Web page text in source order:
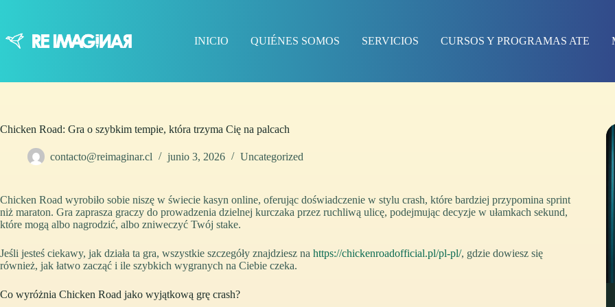
INICIO
QUIÉNES SOMOS SERVICIOS CURSOS Y PROGRAMAS ATE
Chicken Road: Gra o szybkim tempie, która trzyma Cię na palcach
contacto@reimaginar.cl junio 3, 2026 Uncategorized
Chicken Road wyrobiło sobie niszę w świecie kasyn online, oferując doświadczenie w stylu crash, które bardziej przypomina sprint
niż maraton. Gra zaprasza graczy do prowadzenia dzielnej kurczaka przez ruchliwą ulicę, podejmując decyzje w ułamkach sekund,
które mogą albo nagrodzić, albo zniweczyć Twój stake.
Jeśli jesteś ciekawy, jak działa ta gra, wszystkie szczegóły znajdziesz na https://chickenroadofficial.pl/pl-pl/, gdzie dowiesz się
również, jak łatwo zacząć i ile szybkich wygranych na Ciebie czeka.
Co wyróżnia Chicken Road jako wyjątkową grę crash?